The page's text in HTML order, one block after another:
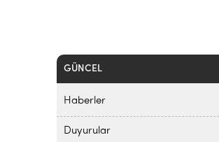
GÜNCEL
Haberler
Duyurular